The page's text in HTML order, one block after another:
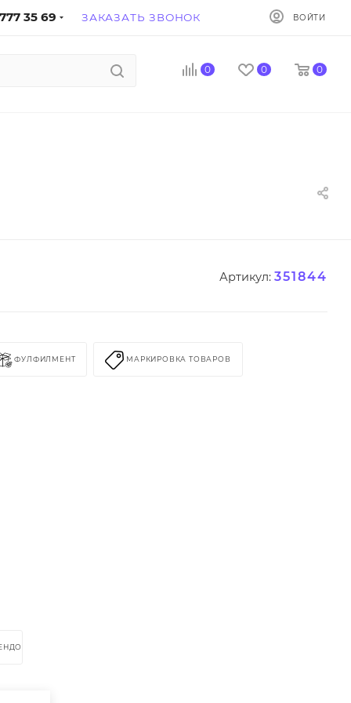
35 69 ЗАКАЗАТЬ ЗВОНОК ВОЙТИ
0 0 0
Артикул: 351844
ФУЛФИЛМЕНТ МАРКИРОВКА ТОВАРОВ